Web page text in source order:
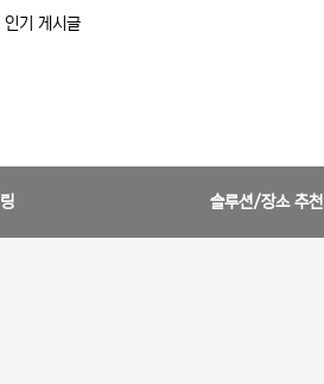
인기 게시글
솔루션/장소 추천